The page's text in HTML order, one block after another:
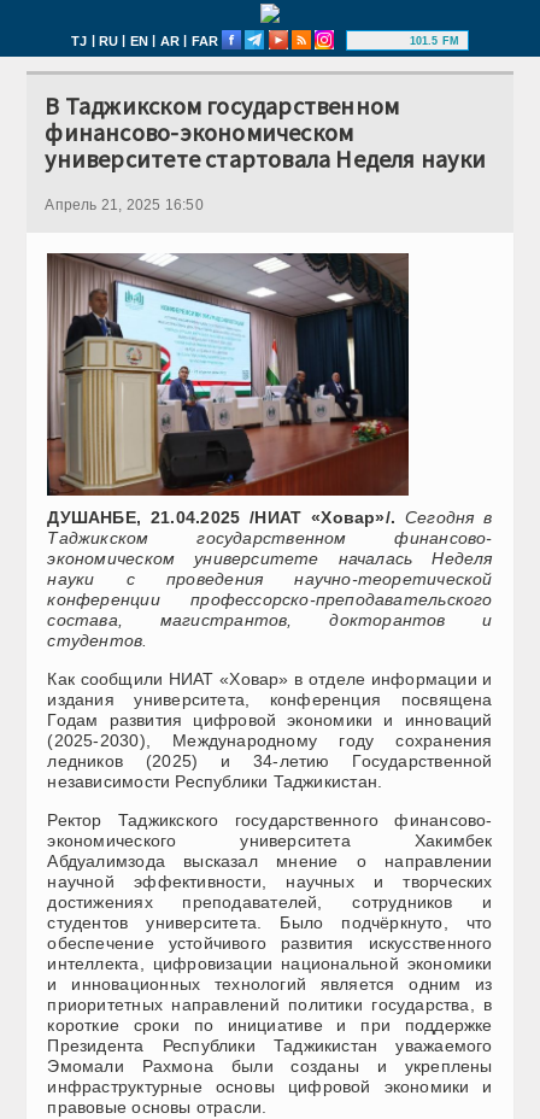
TJ | RU | EN | AR | FAR 101.5 FM
В Таджикском государственном
финансово-экономическом
университете стартовала Неделя науки
Апрель 21, 2025 16:50
ДУШАНБЕ, 21.04.2025 /НИАТ «Ховар»/. Сегодня в
Таджикском государственном финансово-
экономическом университете началась Неделя
науки с проведения научно-теоретической
конференции профессорско-преподавательского
состава, магистрантов, докторантов и
студентов.
Как сообщили НИАТ «Ховар» в отделе информации и
издания университета, конференция посвящена
Годам развития цифровой экономики и инноваций
(2025-2030), Международному году сохранения
ледников (2025) и 34-летию Государственной
независимости Республики Таджикистан.
Ректор Таджикского государственного финансово-
экономического университета Хакимбек
Абдуалимзода высказал мнение о направлении
научной эффективности, научных и творческих
достижениях преподавателей, сотрудников и
студентов университета. Было подчёркнуто, что
обеспечение устойчивого развития искусственного
интеллекта, цифровизации национальной экономики
и инновационных технологий является одним из
приоритетных направлений политики государства, в
короткие сроки по инициативе и при поддержке
Президента Республики Таджикистан уважаемого
Эмомали Рахмона были созданы и укреплены
инфраструктурные основы цифровой экономики и
правовые основы отрасли.